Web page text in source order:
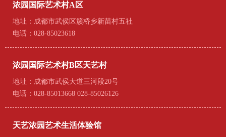
浓园国际艺术村A区
地址：成都市武侯区簇桥乡新苗村五社
电话：028-85023618
浓园国际艺术村B区天艺村
地址：成都市武侯大道三河段20号
电话：028-85013668 028-85026126
天艺浓园艺术生活体验馆